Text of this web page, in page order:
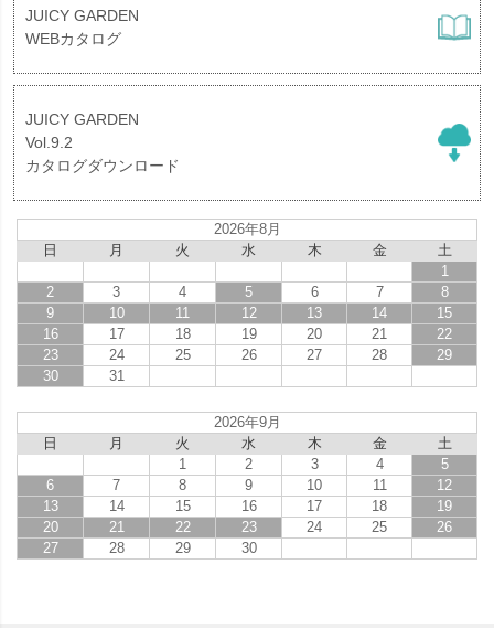
JUICY GARDEN
WEBカタログ
JUICY GARDEN
Vol.9.2
カタログダウンロード
2026年8月
日
月 火 水 木 金
土
1
2
3 4 5 6 7
8
9
10 11 12 13 14
15
16
17 18 19 20 21
22
23
24 25 26 27 28
29
30
31
2026年9月
日
月 火 水 木 金
土
1
2 3 4
5
6
7 8 9 10 11
12
13
14 15 16 17 18
19
20
21 22 23 24 25
26
27
28 29 30